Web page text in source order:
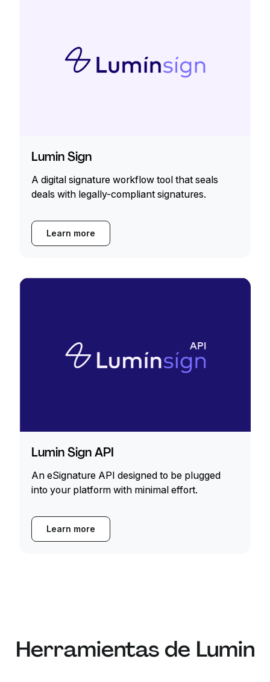
Lumin Sign
A digital signature workflow tool that seals
deals with legally-compliant signatures.
Learn more
Lumin Sign API
An eSignature API designed to be plugged
into your platform with minimal effort.
Learn more
Herramientas de Lumin